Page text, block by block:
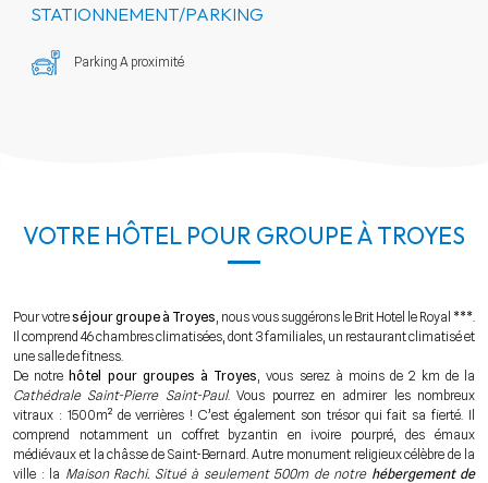
STATIONNEMENT/PARKING
Parking A proximité
VOTRE HÔTEL POUR GROUPE À TROYES
Pour votreséjour groupe à Troyes , nous vous suggérons le Brit Hotel le Royal ***.
Il comprend 46 chambres climatisées, dont 3 familiales, un restaurant climatisé et
une salle de fitness.
De notre hôtel pour groupes à Troyes , vous serez à moins de 2 km de la
Cathédrale Saint-Pierre Saint-Paul. Vous pourrez en admirer les nombreux
vitraux : 1500m² de verrières ! C’est également son trésor qui fait sa fierté. Il
comprend notamment un coffret byzantin en ivoire pourpré, des émaux
médiévaux et la châsse de Saint-Bernard. Autre monument religieux célèbre de la
ville : la Maison Rachi. Situé à seulement 500m de notre hébergement de